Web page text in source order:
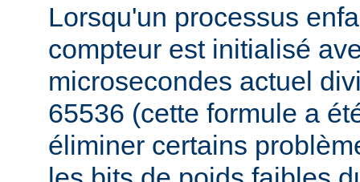
Lorsqu'un processus
compteur est initialisé
microsecondes actuel
65536 (cette formule a
éliminer certains